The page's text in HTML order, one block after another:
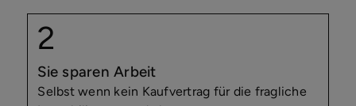
Sie sparen Arbeit
Selbst wenn kein Kaufvertrag für die fragliche